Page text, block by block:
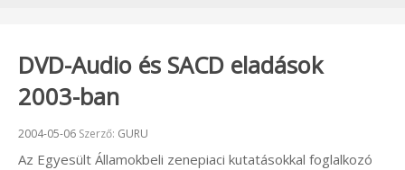
DVD-Audio és SACD eladások
2003-ban
Beküldve:
2004-05-06 Szerző: GURU
Az Egyesült Államokbeli zenepiaci kutatásokkal foglalkozó